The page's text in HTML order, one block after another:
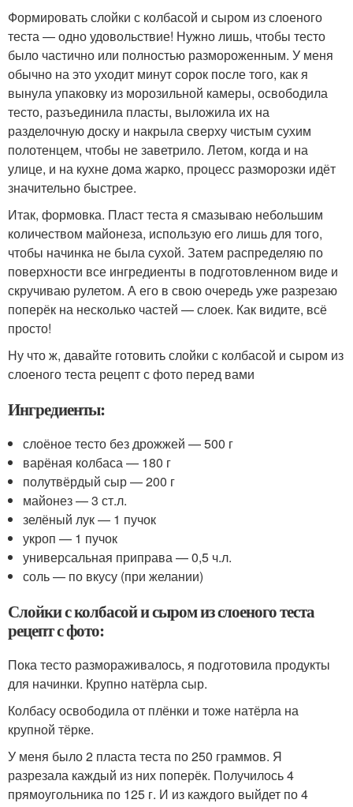
Формировать слойки с колбасой и сыром из слоеного
теста — одно удовольствие! Нужно лишь, чтобы тесто
было частично или полностью размороженным. У меня
обычно на это уходит минут сорок после того, как я
вынула упаковку из морозильной камеры, освободила
тесто, разъединила пласты, выложила их на
разделочную доску и накрыла сверху чистым сухим
полотенцем, чтобы не заветрило. Летом, когда и на
улице, и на кухне дома жарко, процесс разморозки идёт
значительно быстрее.
Итак, формовка. Пласт теста я смазываю небольшим
количеством майонеза, использую его лишь для того,
чтобы начинка не была сухой. Затем распределяю по
поверхности все ингредиенты в подготовленном виде и
скручиваю рулетом. А его в свою очередь уже разрезаю
поперёк на несколько частей — слоек. Как видите, всё
просто!
Ну что ж, давайте готовить слойки с колбасой и сыром из
слоеного теста рецепт с фото перед вами
Ингредиенты:
слоёное тесто без дрожжей — 500 г
варёная колбаса — 180 г
полутвёрдый сыр — 200 г
майонез — 3 ст.л.
зелёный лук — 1 пучок
укроп — 1 пучок
универсальная приправа — 0,5 ч.л.
соль — по вкусу (при желании)
Слойки с колбасой и сыром из слоеного теста
рецепт с фото:
Пока тесто размораживалось, я подготовила продукты
для начинки. Крупно натёрла сыр.
Колбасу освободила от плёнки и тоже натёрла на
крупной тёрке.
У меня было 2 пласта теста по 250 граммов. Я
разрезала каждый из них поперёк. Получилось 4
прямоугольника по 125 г. И из каждого выйдет по 4